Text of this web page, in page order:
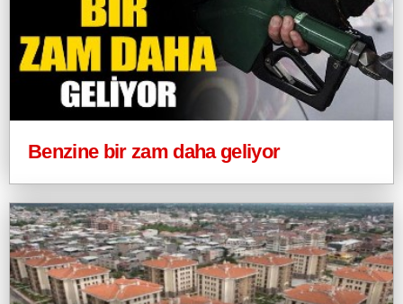
Benzine bir zam daha geliyor